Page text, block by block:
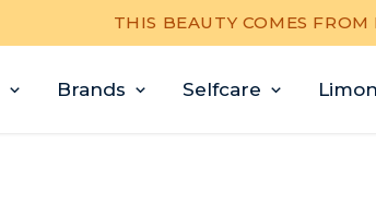
THIS BEAUTY COMES FROM
Brands Selfcare